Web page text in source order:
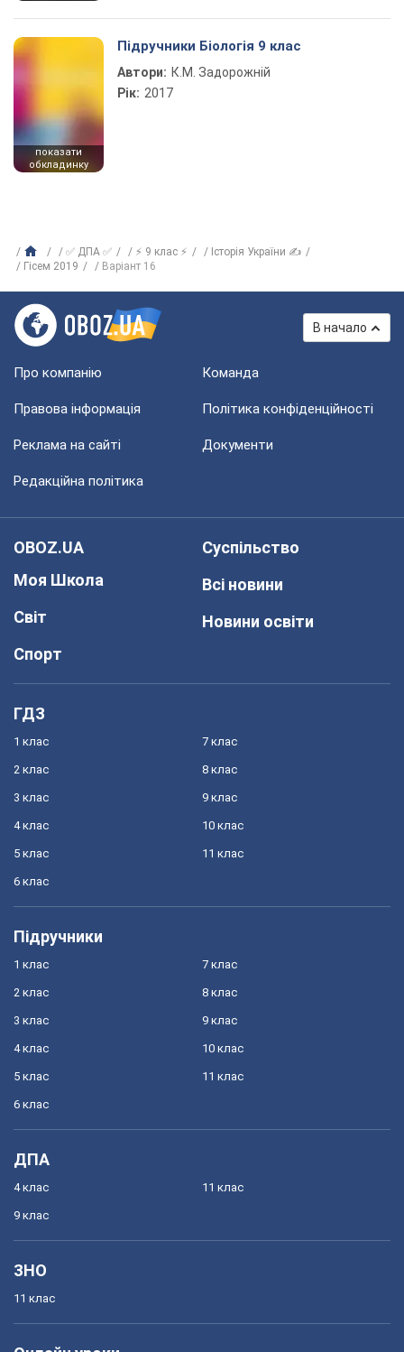
показати
обкладинку
Підручники Біологія 9 клас
Автори: К.М. Задорожній
Рік: 2017
✅ ДПА ✅ ⚡ 9 клас ⚡
Історія України ✍
Гісем 2019
Варіант 16
В начало
Про компанію Команда
Правова інформація Політика конфіденційності
Реклама на сайті Документи
Редакційна політика
OBOZ.UA
Моя Школа
Світ
Спорт
Суспільство
Всі новини
Новини освіти
ГДЗ
1 клас
2 клас
3 клас
4 клас
5 клас
6 клас
7 клас
8 клас
9 клас
10 клас
11 клас
Підручники
1 клас
2 клас
3 клас
4 клас
5 клас
6 клас
7 клас
8 клас
9 клас
10 клас
11 клас
ДПА
4 клас
9 клас
11 клас
ЗНО
11 клас